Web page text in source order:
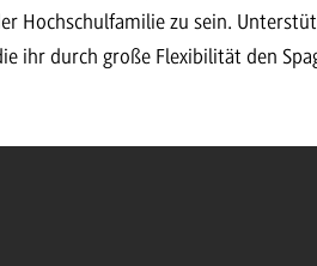
Hochschulfamilie zu sein.
ihr durch große Flexibilität den